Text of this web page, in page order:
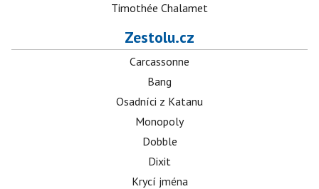
Timothée Chalamet
Zestolu.cz
Carcassonne
Bang
Osadníci z Katanu
Monopoly
Dobble
Dixit
Krycí jména